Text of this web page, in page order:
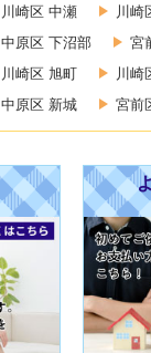
川崎区 中瀬
川崎
中原区 下沼部
宮
川崎区 旭町
川崎
中原区 新城 宮前